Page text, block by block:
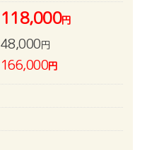
118,000円
48,000円
166,000円